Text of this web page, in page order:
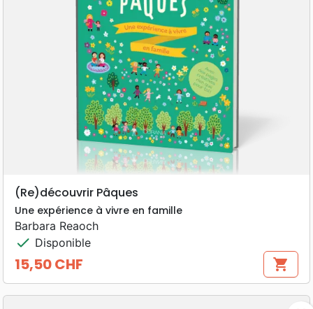
(Re)découvrir Pâques
Une expérience à vivre en famille
Barbara Reaoch
check Disponible
Prix
15,50 CHF shopping_cart